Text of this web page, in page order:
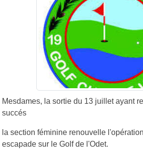
Mesdames, la sortie du 13 juillet ayant
succés
la section féminine renouvelle
escapade sur le Golf de l'Odet.